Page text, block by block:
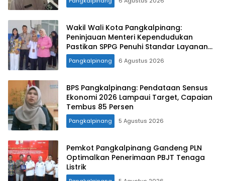
Wakil Wali Kota Pangkalpinang:
Peninjauan Menteri Kependudukan
Pastikan SPPG Penuhi Standar Layanan
MBG
Pangkalpinang 6 Agustus 2026
BPS Pangkalpinang: Pendataan Sensus
Ekonomi 2026 Lampaui Target, Capaian
Tembus 85 Persen
Pangkalpinang 5 Agustus 2026
Pemkot Pangkalpinang Gandeng PLN
Optimalkan Penerimaan PBJT Tenaga
Listrik